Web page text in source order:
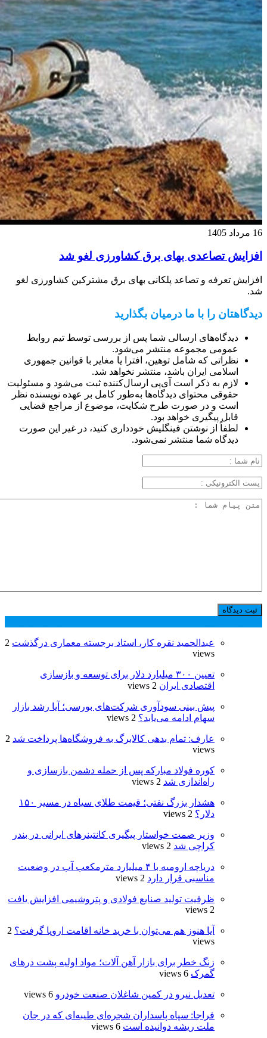
16 مرداد 1405
افزایش تصاعدی بهای برق کشاورزی لغو شد
افزایش تعرفه و تصاعد پلکانی بهای برق مشترکین کشاورزی لغو
شد.
دیدگاهتان را با ما درمیان بگذارید
دیدگاه‌های ارسالی شما پس از بررسی توسط تیم روابط
عمومی مجموعه منتشر می‌شود.
نظراتی که شامل توهین، افترا یا مغایر با قوانین جمهوری
اسلامی ایران باشد، منتشر نخواهد شد.
لازم به ذکر است آی‌پی ارسال‌کننده ثبت می‌شود و مسئولیت
حقوقی محتوای دیدگاه‌ها به‌طور کامل بر عهده نویسنده نظر
است و در صورت طرح شکایت، موضوع از مراجع قضایی
قابل پیگیری خواهد بود.
لطفاً از نوشتن فینگلیش خودداری کنید، در غیر این صورت
دیدگاه شما منتشر نمی‌شود.
عبدالحمید نقره کار، استاد برجسته معماری درگذشت 2
views
تعیین ۳۰۰ میلیارد دلار برای توسعه و بازسازی
اقتصادی ایران 2 views
پیش بینی سودآوری شرکت‌های بورسی؛ آیا رشد بازار
سهام ادامه می‌یابد؟ 2 views
عارف: تمام بدهی کالابرگ به فروشگاه‌ها پرداخت شد 2
views
کوره فولاد مبارکه پس از حمله دشمن بازسازی و
راه‌اندازی شد 2 views
هشدار بزرگ نفتی؛ قیمت طلای سیاه در مسیر ۱۵۰
دلار؟ 2 views
وزیر صمت خواستار پیگیری کانتینرهای ایرانی در بندر
کراچی شد 2 views
دریاچه ارومیه با ۴ میلیارد مترمکعب آب در وضعیت
مناسبی قرار دارد 2 views
ظرفیت تولید صنایع فولادی و پتروشیمی افزایش یافت
2 views
آیا هنوز هم می‌توان با خرید خانه اقامت اروپا گرفت؟ 2
views
زنگ خطر برای بازار آهن آلات؛ مواد اولیه پشت درهای
گمرک 6 views
تعدیل نیرو در کمین شاغلان صنعت خودرو 6 views
فراجا: سپاه پاسداران شجره‌ای طیبه‌ای که در جان
ملت ریشه دوانیده است 6 views